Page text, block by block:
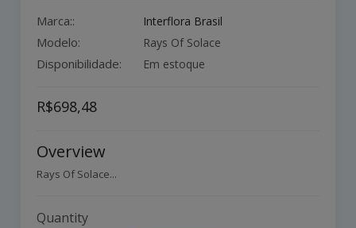
Marca:: Interflora Brasil
Modelo: Rays Of Solace
Disponibilidade: Em estoque
R$698,48
Overview
Rays Of Solace...
Quantity